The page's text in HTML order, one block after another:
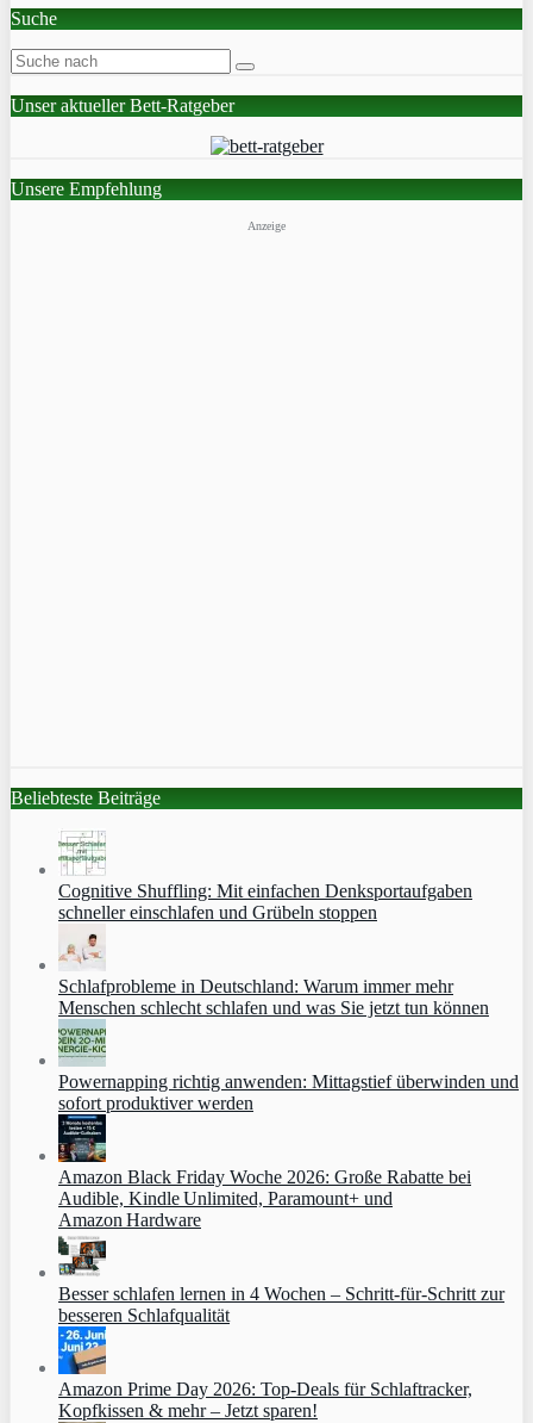
Suche
Unser aktueller Bett-Ratgeber
Unsere Empfehlung
Anzeige
Beliebteste Beiträge
Cognitive Shuffling: Mit einfachen Denksportaufgaben
schneller einschlafen und Grübeln stoppen
Schlafprobleme in Deutschland: Warum immer mehr
Menschen schlecht schlafen und was Sie jetzt tun können
Powernapping richtig anwenden: Mittagstief überwinden und
sofort produktiver werden
Amazon Black Friday Woche 2026: Große Rabatte bei
Audible, Kindle Unlimited, Paramount+ und
Amazon Hardware
Besser schlafen lernen in 4 Wochen – Schritt‑für‑Schritt zur
besseren Schlafqualität
Amazon Prime Day 2026: Top-Deals für Schlaftracker,
Kopfkissen & mehr – Jetzt sparen!